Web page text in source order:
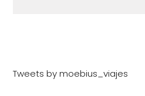
Tweets by moebius_viajes